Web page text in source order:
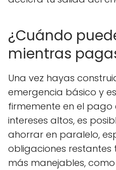
¿Cuándo
mientras
Una vez hayas
emergencia básico y
firmemente en el
intereses altos, es
ahorrar en paralelo,
obligaciones restantes
más manejables,